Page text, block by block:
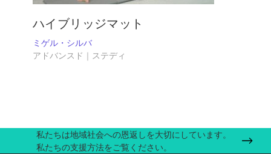
ハイブリッジマット
ミゲル・シルバ
アドバンスド｜ステディ
私たちは地域社会への恩返しを大切にしています。
私たちの支援方法をご覧ください。